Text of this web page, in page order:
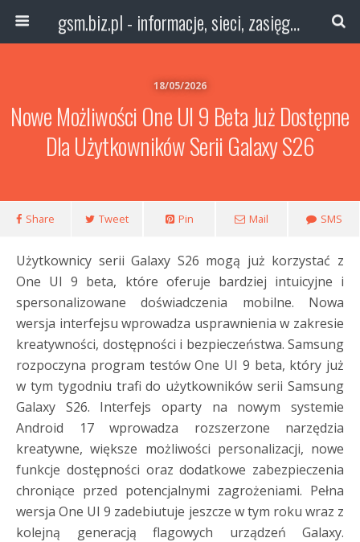
gsm.biz.pl - informacje, sieci, zasięg technologie
18/05/2026
Nowe Możliwości One UI 9 Beta Już Dostępne
Dla Użytkowników Serii Galaxy S26
Share Tweet Pin Mail SMS
Użytkownicy serii Galaxy S26 mogą już korzystać z
One UI 9 beta, które oferuje bardziej intuicyjne i
spersonalizowane doświadczenia mobilne. Nowa
wersja interfejsu wprowadza usprawnienia w zakresie
kreatywności, dostępności i bezpieczeństwa. Samsung
rozpoczyna program testów One UI 9 beta, który już
w tym tygodniu trafi do użytkowników serii Samsung
Galaxy S26. Interfejs oparty na nowym systemie
Android 17 wprowadza rozszerzone narzędzia
kreatywne, większe możliwości personalizacji, nowe
funkcje dostępności oraz dodatkowe zabezpieczenia
chroniące przed potencjalnymi zagrożeniami. Pełna
wersja One UI 9 zadebiutuje jeszcze w tym roku wraz z
kolejną generacją flagowych urządzeń Galaxy.